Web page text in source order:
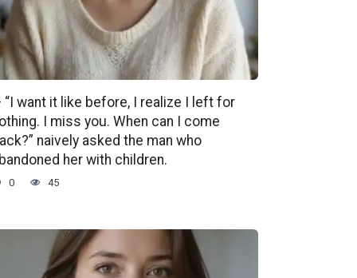
“I want it like before, I realize I left for
I miss you. When can I come
naively asked the man who
her with children.
0 45